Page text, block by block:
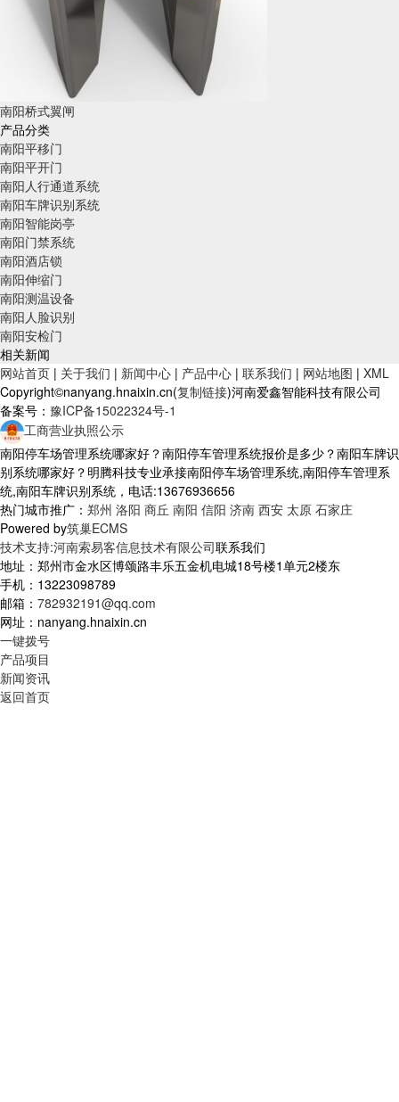
南阳桥式翼闸
产品分类
南阳平移门
南阳平开门
南阳人行通道系统
南阳车牌识别系统
南阳智能岗亭
南阳门禁系统
南阳酒店锁
南阳伸缩门
南阳测温设备
南阳人脸识别
南阳安检门
相关新闻
网站首页 | 关于我们 | 新闻中心 | 产品中心 | 联系我们 | 网站地图 | XML
Copyright©nanyang.hnaixin.cn(复制链接)河南爱鑫智能科技有限公司
备案号： 豫ICP备15022324号-1
工商营业执照公示
南阳停车场管理系统哪家好？南阳停车管理系统报价是多少？南阳车牌识
别系统哪家好？明腾科技专业承接南阳停车场管理系统,南阳停车管理系
统,南阳车牌识别系统，电话:13676936656
热门城市推广： 郑州 洛阳 商丘 南阳 信阳 济南 西安 太原 石家庄
Powered by筑巢ECMS
技术支持:河南索易客信息技术有限公司联系我们
地址：郑州市金水区博颂路丰乐五金机电城18号楼1单元2楼东
手机：13223098789
邮箱： 782932191@qq.com
网址：nanyang.hnaixin.cn
一键拨号
产品项目
新闻资讯
返回首页